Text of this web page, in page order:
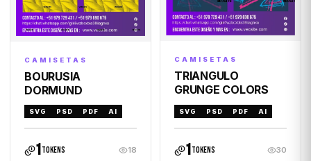
CAMISETAS
BOURUSIA
DORMUND
SVG PSD PDF AI
1tokens 18
CAMISETAS
TRIANGULO
GRUNGE COLORS
SVG PSD PDF AI
1tokens 30